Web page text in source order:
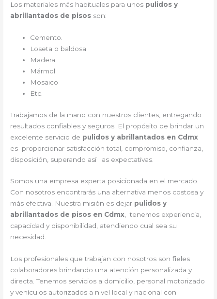
Los materiales más habituales para unos pulidos y
abrillantados de pisos son:
Cemento.
Loseta o baldosa
Madera
Mármol
Mosaico
Etc.
Trabajamos de la mano con nuestros clientes, entregando
resultados confiables y seguros. El propósito de brindar un
excelente servicio de pulidos y abrillantados en Cdmx
es proporcionar satisfacción total, compromiso, confianza,
disposición, superando así las expectativas.
Somos una empresa experta posicionada en el mercado.
Con nosotros encontrarás una alternativa menos costosa y
más efectiva. Nuestra misión es dejar pulidos y
abrillantados de pisos en Cdmx, tenemos experiencia,
capacidad y disponibilidad, atendiendo cual sea su
necesidad.
Los profesionales que trabajan con nosotros son fieles
colaboradores brindando una atención personalizada y
directa. Tenemos servicios a domicilio, personal motorizado
y vehículos autorizados a nivel local y nacional con